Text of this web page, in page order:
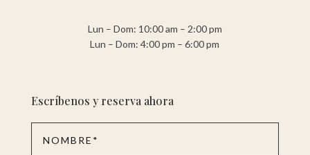
Lun – Dom: 10:00 am – 2:00 pm
Lun – Dom: 4:00 pm – 6:00 pm
Escríbenos y reserva ahora